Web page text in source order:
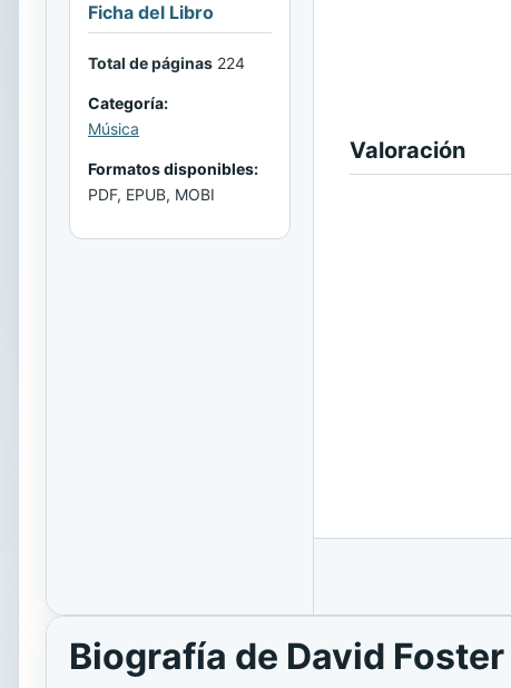
Ficha del Libro
Total de páginas 224
Categoría:
Música
Formatos disponibles:
PDF, EPUB, MOBI
Valoración
Biografía de David